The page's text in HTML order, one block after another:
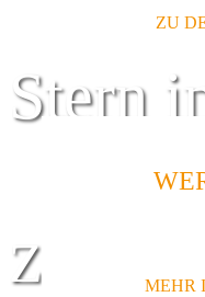
Stern
ZU
MEHR